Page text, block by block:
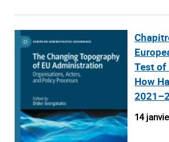
Test of
How
14